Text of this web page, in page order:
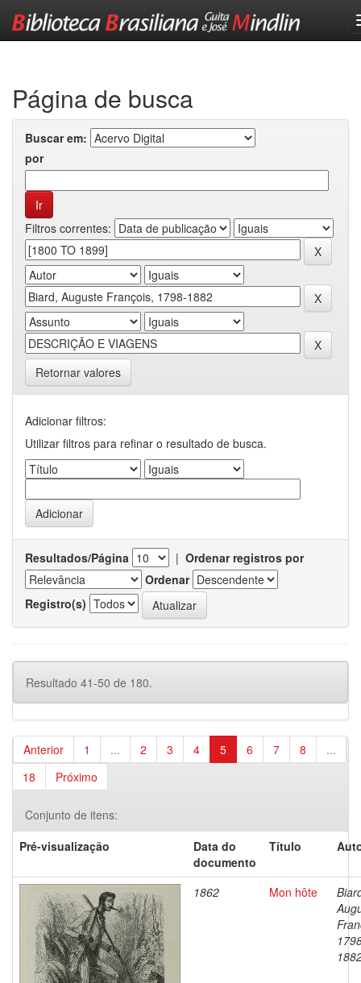
Página de busca
Buscar em:
por
Filtros correntes:
Retornar valores
Adicionar filtros:
Utilizar filtros para refinar o resultado de busca.
Resultados/Página | Ordenar registros por
Ordenar
Registro(s)
Resultado 41-50 de 180.
Anterior 1 ... 2 3 4 5 6 7 8
...
18
Próximo
Conjunto de itens:
Pré-visualização
Data do
documento
Título
1862 Mon hôte